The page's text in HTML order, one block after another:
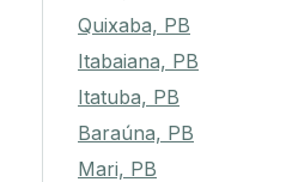
Picuí, PB
Quixaba, PB
Itabaiana, PB
Itatuba, PB
Baraúna, PB